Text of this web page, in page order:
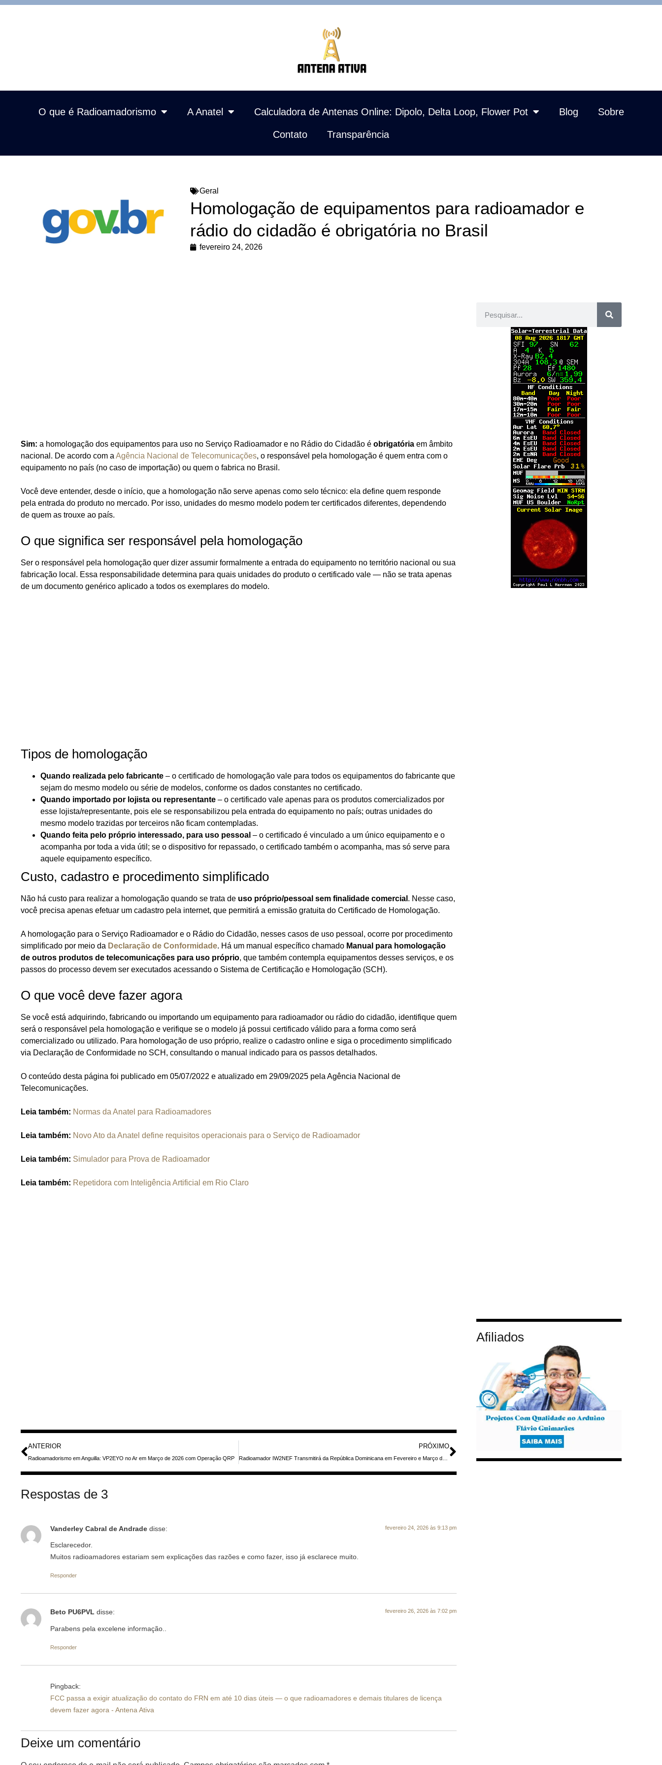
O que é Radioamadorismo A Anatel Calculadora de Antenas Online: Dipolo, Delta Loop, Flower Pot Blog Sobre
Contato Transparência
Geral
Homologação de equipamentos para radioamador e
rádio do cidadão é obrigatória no Brasil
fevereiro 24, 2026
Sim: a homologação dos equipamentos para uso no Serviço Radioamador e no Rádio do Cidadão é obrigatória em âmbito
nacional. De acordo com a Agência Nacional de Telecomunicações, o responsável pela homologação é quem entra com o
equipamento no país (no caso de importação) ou quem o fabrica no Brasil.
Você deve entender, desde o início, que a homologação não serve apenas como selo técnico: ela define quem responde
pela entrada do produto no mercado. Por isso, unidades do mesmo modelo podem ter certificados diferentes, dependendo
de quem as trouxe ao país.
O que significa ser responsável pela homologação
Ser o responsável pela homologação quer dizer assumir formalmente a entrada do equipamento no território nacional ou sua
fabricação local. Essa responsabilidade determina para quais unidades do produto o certificado vale — não se trata apenas
de um documento genérico aplicado a todos os exemplares do modelo.
Tipos de homologação
Quando realizada pelo fabricante – o certificado de homologação vale para todos os equipamentos do fabricante que
sejam do mesmo modelo ou série de modelos, conforme os dados constantes no certificado.
Quando importado por lojista ou representante – o certificado vale apenas para os produtos comercializados por
esse lojista/representante, pois ele se responsabilizou pela entrada do equipamento no país; outras unidades do
mesmo modelo trazidas por terceiros não ficam contempladas.
Quando feita pelo próprio interessado, para uso pessoal – o certificado é vinculado a um único equipamento e o
acompanha por toda a vida útil; se o dispositivo for repassado, o certificado também o acompanha, mas só serve para
aquele equipamento específico.
Custo, cadastro e procedimento simplificado
Não há custo para realizar a homologação quando se trata de uso próprio/pessoal sem finalidade comercial . Nesse caso,
você precisa apenas efetuar um cadastro pela internet, que permitirá a emissão gratuita do Certificado de Homologação.
A homologação para o Serviço Radioamador e o Rádio do Cidadão, nesses casos de uso pessoal, ocorre por procedimento
simplificado por meio da Declaração de Conformidade. Há um manual específico chamado Manual para homologação
de outros produtos de telecomunicações para uso próprio, que também contempla equipamentos desses serviços, e os
passos do processo devem ser executados acessando o Sistema de Certificação e Homologação (SCH).
O que você deve fazer agora
Se você está adquirindo, fabricando ou importando um equipamento para radioamador ou rádio do cidadão, identifique quem
será o responsável pela homologação e verifique se o modelo já possui certificado válido para a forma como será
comercializado ou utilizado. Para homologação de uso próprio, realize o cadastro online e siga o procedimento simplificado
via Declaração de Conformidade no SCH, consultando o manual indicado para os passos detalhados.
O conteúdo desta página foi publicado em 05/07/2022 e atualizado em 29/09/2025 pela Agência Nacional de
Telecomunicações.
Leia também: Normas da Anatel para Radioamadores
Leia também: Novo Ato da Anatel define requisitos operacionais para o Serviço de Radioamador
Leia também: Simulador para Prova de Radioamador
Leia também: Repetidora com Inteligência Artificial em Rio Claro
ANTERIOR
Radioamadorismo em Anguilla: VP2EYO no Ar em Março de 2026 com Operação QRP
PRÓXIMO
Respostas de 3
Vanderley Cabral de Andrade disse: fevereiro 24, 2026 às 9:13 pm
Esclarecedor.
Muitos radioamadores estariam sem explicações das razões e como fazer, isso já esclarece muito.
Responder
Beto PU6PVL disse: fevereiro 26, 2026 às 7:02 pm
Parabens pela excelene informação..
Responder
Pingback:
FCC passa a exigir atualização do contato do FRN em até 10 dias úteis — o que radioamadores e demais titulares de licença
devem fazer agora - Antena Ativa
Deixe um comentário
Afiliados